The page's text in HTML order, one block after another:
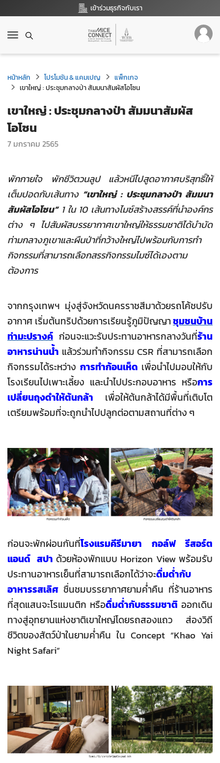
เข้าร่วมธุรกิจกับเรา
T
g
l
e
a
i
a
o
n
หน้าหลัก โปรโมชัน & แคมเปญ
แพ็กเกจ
เขาใหญ่ : ประชุมกลางป่า สัมมนาสัมผัสโอโซน
เขาใหญ่ : ประชุมกลางป่า สัมมนาสัมผัส
โอโซน
7 มกราคม 2565
พักกายใจ พักชีวิตวนลูป แล้วหนีไปสูดอากาศบริสุทธิ์ให้
เต็มปอดกับเส้นทาง “เขาใหญ่ : ประชุมกลางป่า สัมมนา
สัมผัสโอโซน” 1 ใน 10 เส้นทางไมซ์สร้างสรรค์ที่นำองค์กร
ต่าง ๆ ไปสัมผัสบรรยากาศเขาใหญ่ให้ธรรมชาติได้บำบัด
ท่ามกลางภูเขาและผืนป่าที่กว้างใหญ่ไปพร้อมกับการทำ
กิจกรรมที่สามารถเลือกสรรกิจกรรมไมซ์ได้เองตาม
ต้องการ
จากกรุงเทพฯ มุ่งสู่จังหวัดนครราชสีมาด้วยรถโค้ชปรับ
อากาศ เริ่มต้นทริปด้วยการเรียนรู้ภูมิปัญญาชุมชนบ้าน
ท่ามะปรางค์ ก่อนจะแวะรับประทานอาหารกลางวันที่ร้าน
อาหารน่านน้ำ แล้วร่วมทำกิจกรรม CSR ที่สามารถเลือก
กิจกรรมได้ระหว่าง การทำก้อนเห็ด เพื่อนำไปมอบให้กับ
โรงเรียนไปเพาะเลี้ยง และนำไปประกอบอาหาร หรือการ
เปลี่ยนถุงดำให้ต้นกล้า
เพื่อให้ต้นกล้าได้มีพื้นที่เติบโต
เตรียมพร้อมที่จะถูกนำไปปลูกต่อตามสถานที่ต่าง ๆ
ก่อนจะพักผ่อนกันที่โรงแรมคีรีมายา กอล์ฟ รีสอร์ต
แอนด์ สปา ด้วยห้องพักแบบ Horizon View พร้อมรับ
ประทานอาหารเย็นที่สามารถเลือกได้ว่าจะดื่มด่ำกับ
อาหารรสเลิศ ชื่นชมบรรยากาศยามค่ำคืน ที่ร้านอาหาร
ที่สุดแสนจะโรแมนติก หรือดื่มด่ำกับธรรมชาติ ออกเดิน
ทางสู่อุทยานแห่งชาติเขาใหญ่โดยรถสองแถว ส่องวิถี
ชีวิตของสัตว์ป่าในยามค่ำคืน ใน Concept “Khao Yai
Night Safari”